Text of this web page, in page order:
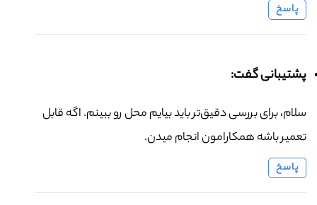
پاسخ
پشتیبانی گفت:
سلام، برای بررسی دقیق‌تر باید بیایم محل رو ببینم. اگه قابل
تعمیر باشه همکارامون انجام میدن.
پاسخ